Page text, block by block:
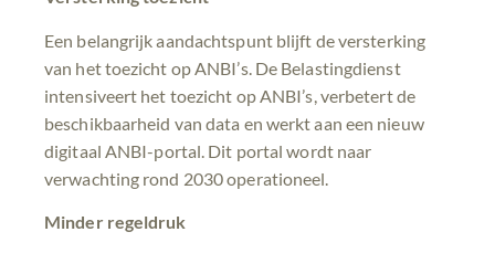
Een belangrijk aandachtspunt blijft de versterking
van het toezicht op ANBI’s. De Belastingdienst
intensiveert het toezicht op ANBI’s, verbetert de
beschikbaarheid van data en werkt aan een nieuw
digitaal ANBI-portal. Dit portal wordt naar
verwachting rond 2030 operationeel.
Minder regeldruk